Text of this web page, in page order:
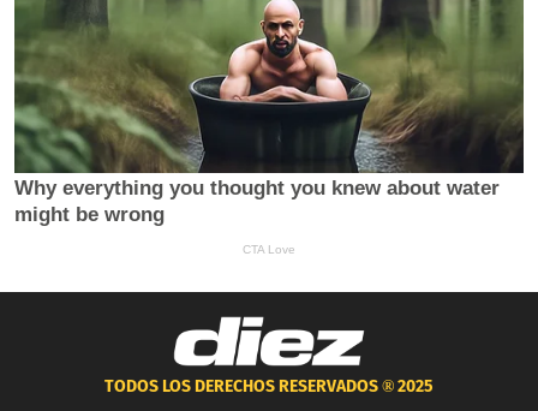
TODOS LOS DERECHOS RESERVADOS ®2025